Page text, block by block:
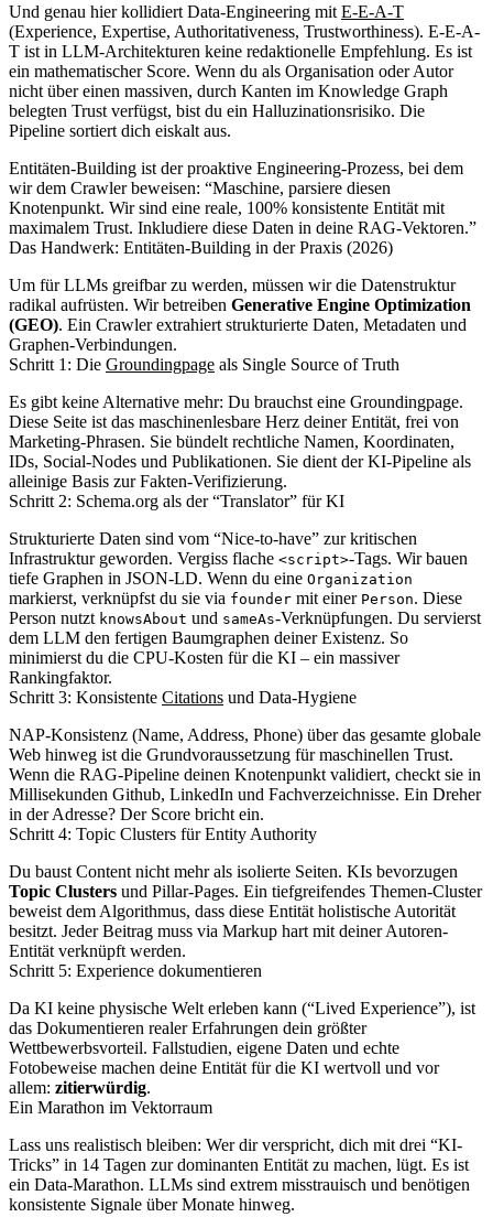
Und genau hier kollidiert Data-Engineering mit E-E-A-T
(Experience, Expertise, Authoritativeness, Trustworthiness). E-E-A-
T ist in LLM-Architekturen keine redaktionelle Empfehlung. Es ist
ein mathematischer Score. Wenn du als Organisation oder Autor
nicht über einen massiven, durch Kanten im Knowledge Graph
belegten Trust verfügst, bist du ein Halluzinationsrisiko. Die
Pipeline sortiert dich eiskalt aus.
Entitäten-Building ist der proaktive Engineering-Prozess, bei dem
wir dem Crawler beweisen: “Maschine, parsiere diesen
Knotenpunkt. Wir sind eine reale, 100% konsistente Entität mit
maximalem Trust. Inkludiere diese Daten in deine RAG-Vektoren.”
Das Handwerk: Entitäten-Building in der Praxis (2026)
Um für LLMs greifbar zu werden, müssen wir die Datenstruktur
radikal aufrüsten. Wir betreiben Generative Engine Optimization
(GEO). Ein Crawler extrahiert strukturierte Daten, Metadaten und
Graphen-Verbindungen.
Schritt 1: Die Groundingpage als Single Source of Truth
Es gibt keine Alternative mehr: Du brauchst eine Groundingpage.
Diese Seite ist das maschinenlesbare Herz deiner Entität, frei von
Marketing-Phrasen. Sie bündelt rechtliche Namen, Koordinaten,
IDs, Social-Nodes und Publikationen. Sie dient der KI-Pipeline als
alleinige Basis zur Fakten-Verifizierung.
Schritt 2: Schema.org als der “Translator” für KI
Strukturierte Daten sind vom “Nice-to-have” zur kritischen
Infrastruktur geworden. Vergiss flache <script>-Tags. Wir bauen
tiefe Graphen in JSON-LD. Wenn du eine Organization
markierst, verknüpfst du sie via founder mit einer Person. Diese
Person nutzt knowsAbout und sameAs-Verknüpfungen. Du servierst
dem LLM den fertigen Baumgraphen deiner Existenz. So
minimierst du die CPU-Kosten für die KI – ein massiver
Rankingfaktor.
Schritt 3: Konsistente Citations und Data-Hygiene
NAP-Konsistenz (Name, Address, Phone) über das gesamte globale
Web hinweg ist die Grundvoraussetzung für maschinellen Trust.
Wenn die RAG-Pipeline deinen Knotenpunkt validiert, checkt sie in
Millisekunden Github, LinkedIn und Fachverzeichnisse. Ein Dreher
in der Adresse? Der Score bricht ein.
Schritt 4: Topic Clusters für Entity Authority
Du baust Content nicht mehr als isolierte Seiten. KIs bevorzugen
Topic Clusters und Pillar-Pages. Ein tiefgreifendes Themen-Cluster
beweist dem Algorithmus, dass diese Entität holistische Autorität
besitzt. Jeder Beitrag muss via Markup hart mit deiner Autoren-
Entität verknüpft werden.
Schritt 5: Experience dokumentieren
Da KI keine physische Welt erleben kann (“Lived Experience”), ist
das Dokumentieren realer Erfahrungen dein größter
Wettbewerbsvorteil. Fallstudien, eigene Daten und echte
Fotobeweise machen deine Entität für die KI wertvoll und vor
allem: zitierwürdig.
Ein Marathon im Vektorraum
Lass uns realistisch bleiben: Wer dir verspricht, dich mit drei “KI-
Tricks” in 14 Tagen zur dominanten Entität zu machen, lügt. Es ist
ein Data-Marathon. LLMs sind extrem misstrauisch und benötigen
konsistente Signale über Monate hinweg.